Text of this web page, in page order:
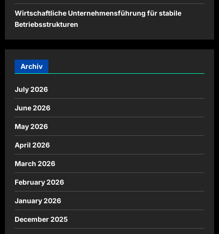
Wirtschaftliche Unternehmensführung für stabile
Betriebsstrukturen
Archiv
July 2026
June 2026
May 2026
April 2026
March 2026
February 2026
January 2026
December 2025